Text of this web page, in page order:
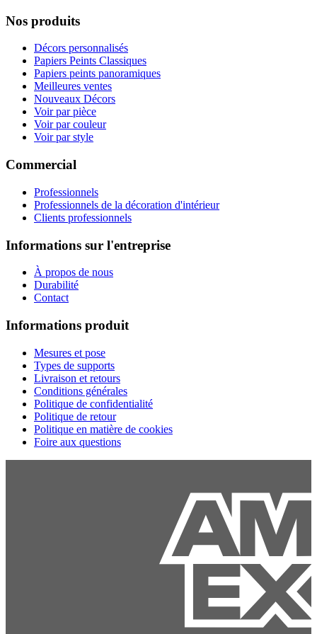
Nos produits
Décors personnalisés
Papiers Peints Classiques
Papiers peints panoramiques
Meilleures ventes
Nouveaux Décors
Voir par pièce
Voir par couleur
Voir par style
Commercial
Professionnels
Professionnels de la décoration d'intérieur
Clients professionnels
Informations sur l'entreprise
À propos de nous
Durabilité
Contact
Informations produit
Mesures et pose
Types de supports
Livraison et retours
Conditions générales
Politique de confidentialité
Politique de retour
Politique en matière de cookies
Foire aux questions